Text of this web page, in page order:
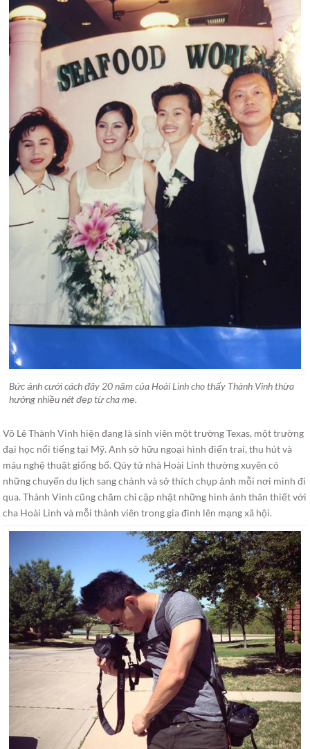
Bức ảnh cưới cách đây 20 năm của Hoài Linh cho thấy Thành Vinh thừa
hưởng nhiều nét đẹp từ cha mẹ.
Võ Lê Thành Vinh hiện đang là sinh viên một trường Texas, một trường
đại học nổi tiếng tại Mỹ. Anh sở hữu ngoại hình điển trai, thu hút và
máu nghệ thuật giống bố. Qúy tử nhà Hoài Linh thường xuyên có
những chuyến du lịch sang chảnh và sở thích chụp ảnh mỗi nơi mình đi
qua. Thành Vinh cũng chăm chỉ cập nhật những hình ảnh thân thiết với
cha Hoài Linh và mỗi thành viên trong gia đình lên mạng xã hội.